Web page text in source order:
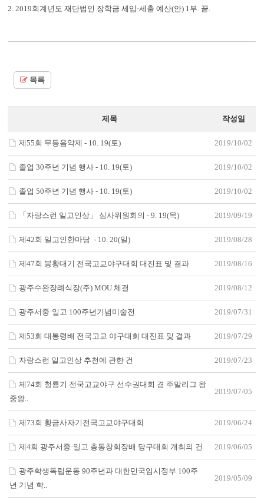
2. 2019회계년도 재단법인 장학금 세입·세출 예산(안) 1부. 끝.
목록
제목 작성일
제55회 무등음악제 - 10. 19(토) 2019/10/02
졸업 30주년 기념 행사 - 10. 19(토) 2019/10/02
졸업 50주년 기념 행사 - 10. 19(토) 2019/10/02
「자랑스런 일고인상」 심사위원회의 - 9. 19(목) 2019/09/19
제42회 일고인한마당 - 10. 20(일) 2019/08/28
제47회 봉황대기 전국고교야구대회 대진표 및 결과 2019/08/16
광주수완장례식장(주) MOU 체결 2019/08/12
광주서중·일고 100주년기념미술전 2019/07/31
제53회 대통령배 전국고교 야구대회 대진표 및 결과 2019/07/29
자랑스런 일고인상 추천에 관한 건 2019/07/23
제74회 청룡기 전국고교야구 선수권대회 겸 주말리그 왕
중왕..
2019/07/05
제73회 황금사자기전국고교야구대회 2019/06/24
제4회 광주서중·일고 총동창회장배 당구대회 개최의 건 2019/06/05
광주학생독립운동 90주년과 대한민국임시정부 100주
년 기념 학..
2019/05/09